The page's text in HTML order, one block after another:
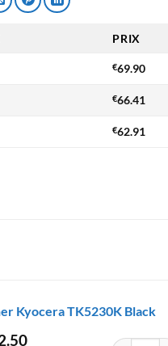
PRIX
€69.90
€66.41
€62.91
Kyocera TK5230K Black